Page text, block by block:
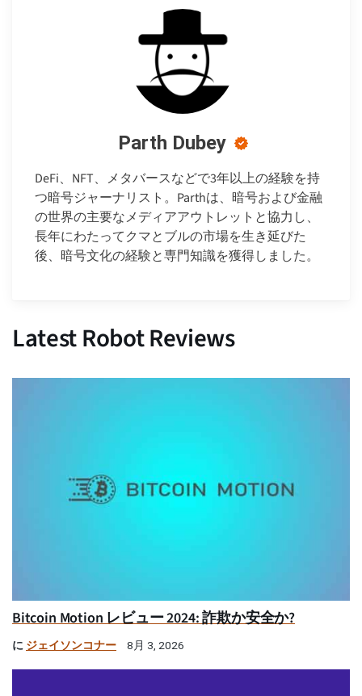
Parth Dubey
DeFi、NFT、メタバースなどで3年以上の経験を持
つ暗号ジャーナリスト。Parthは、暗号および金融
の世界の主要なメディアアウトレットと協力し、
長年にわたってクマとブルの市場を生き延びた
後、暗号文化の経験と専門知識を獲得しました。
Latest Robot Reviews
Bitcoin Motion レビュー 2024: 詐欺か安全か?
に ジェイソンコナー 8月 3, 2026